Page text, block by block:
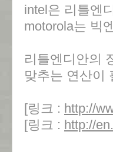
intel은 리틀엔
motorola는 빅
리틀엔디안의
맞추는 연산이
[링크 : http://
[링크 : http://